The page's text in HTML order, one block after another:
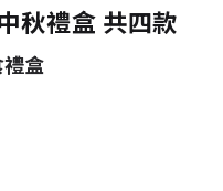
秋禮盒 共四款
盒